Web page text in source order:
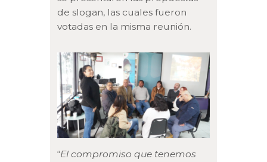
de slogan, las cuales fueron
votadas en la misma reunión.
“El compromiso que tenemos